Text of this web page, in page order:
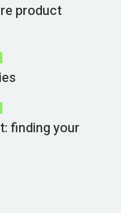
product
finding your